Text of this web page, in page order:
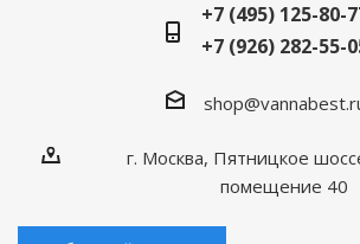
+7 (495) 125-80-
+7 (926) 282-55-
г. Москва, Пятницкое
помещение 40